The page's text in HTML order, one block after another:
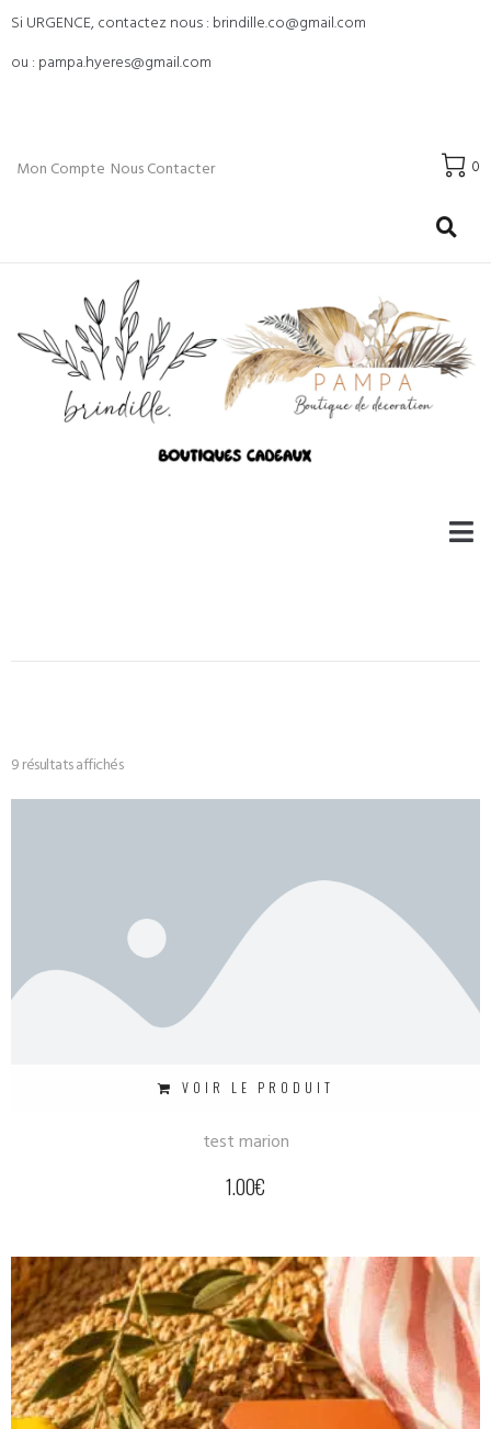
Si URGENCE, contactez nous : brindille.co@gmail.com
ou : pampa.hyeres@gmail.com
Mon Compte Nous Contacter 0
9 résultats affichés
VOIR LE PRODUIT
test marion
1.00€